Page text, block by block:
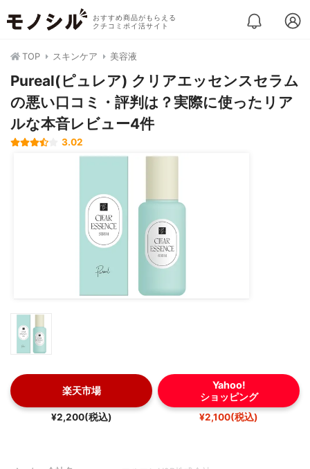
おすすめ商品がもらえる
クチコミポイ活サイト
TOP スキンケア 美容液
Pureal(ピュレア) クリアエッセンスセラム
の悪い口コミ・評判は？実際に使ったリア
ルな本音レビュー4件
3.02
楽天市場
¥2,200(税込)
Yahoo!
ショッピング
¥2,100(税込)